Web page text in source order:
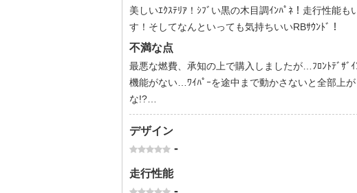
美しいｴｸｽﾃﾘｱ！ｼﾌﾞい黒の木目調ｲﾝﾊﾟﾈ！走行性能
す！そしてなんといっても気持ちいいRBｻｳﾝﾄﾞ！
不満な点
最悪な燃費、承知の上で購入しましたが…ﾌﾛﾝﾄﾃﾞｻﾞ
機能がない…ﾜｲﾊﾟｰを途中まで動かさないと全部上
な!?…
デザイン
-
走行性能